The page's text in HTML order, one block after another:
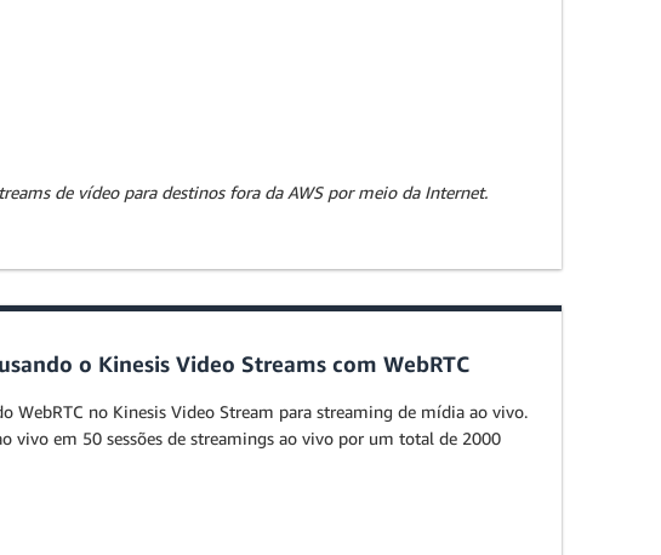
de vídeo para destinos fora da AWS por meio da Internet.
o Kinesis Video Streams com WebRTC
no Kinesis Video Stream para streaming de mídia ao vivo.
vivo em 50 sessões de streamings ao vivo por um total de 2000